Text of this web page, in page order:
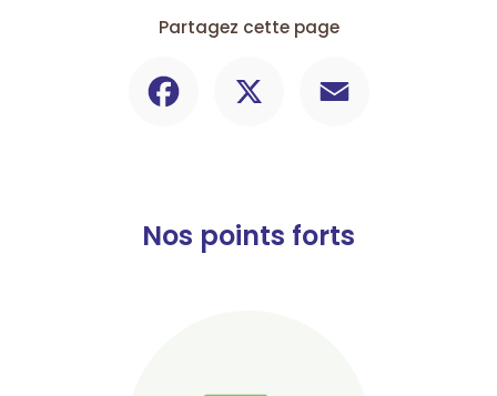
Partagez cette page
Nos points forts